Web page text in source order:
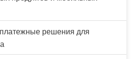
решения для